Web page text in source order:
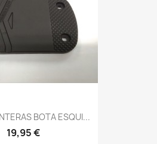
BOTA ESQUI...
19,95 €